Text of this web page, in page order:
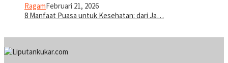
RagamFebruari 21, 2026
8 Manfaat Puasa untuk Kesehatan: dari Ja…